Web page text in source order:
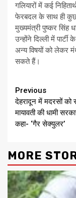
गलियारों में कई
फेरबदल के साथ ही कुछ
मुख्यमंत्री पुष्कर सिंह
उन्होंने दिल्ली में
अन्य विषयों को लेकर
सकते हैं।
Reading
Previous
देहरादून में मदरसों को
मायावती की धामी
कहा- ‘गैर सेक्युलर’
MORE